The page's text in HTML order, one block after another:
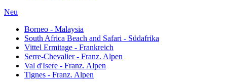
Neu
Borneo - Malaysia
South Africa Beach and Safari - Südafrika
Vittel Ermitage - Frankreich
Serre-Chevalier - Franz. Alpen
Val d'Isere - Franz. Alpen
Tignes - Franz. Alpen